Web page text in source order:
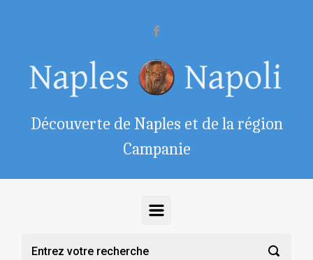
Découverte de Naples et de la région
Campanie